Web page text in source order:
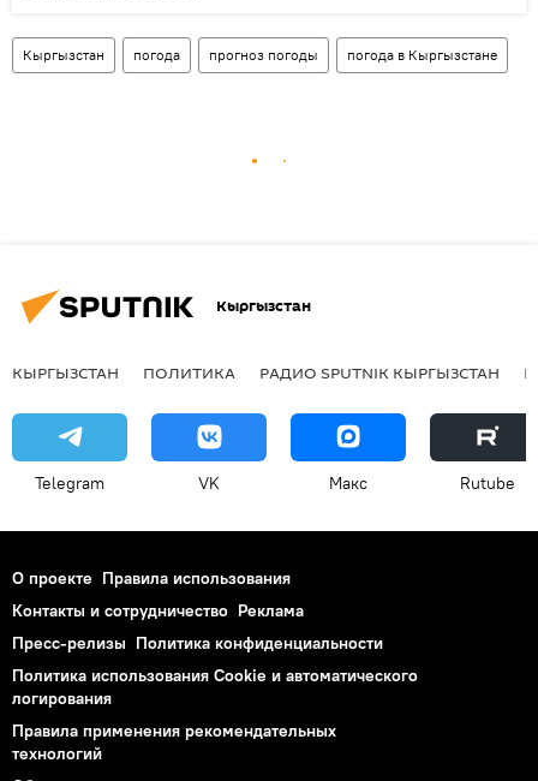
Кыргызстан погода прогноз погоды погода в Кыргызстане
Кыргызстан
КЫРГЫЗСТАН ПОЛИТИКА РАДИО SPUTNIK КЫРГЫЗСТАН
Telegram VK Макс Rutube
О проекте Правила использования
Контакты и сотрудничество Реклама
Пресс-релизы Политика конфиденциальности
Политика использования Cookie и автоматического
логирования
Правила применения рекомендательных
технологий